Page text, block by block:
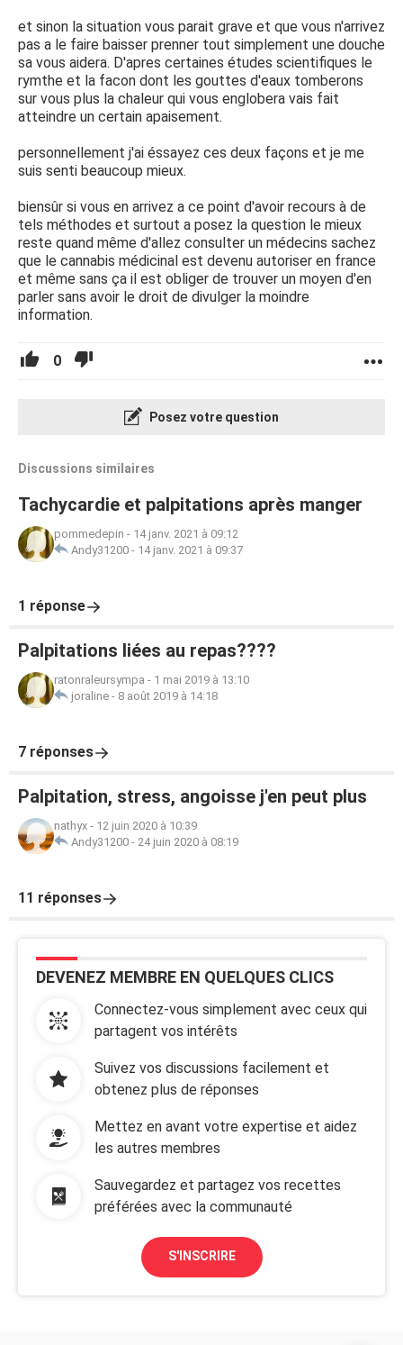
et sinon la situation vous parait grave et que vous n'arrivez
pas a le faire baisser prenner tout simplement une douche
sa vous aidera. D'apres certaines études scientifiques le
rymthe et la facon dont les gouttes d'eaux tomberons
sur vous plus la chaleur qui vous englobera vais fait
atteindre un certain apaisement.
personnellement j'ai éssayez ces deux façons et je me
suis senti beaucoup mieux.
biensûr si vous en arrivez a ce point d'avoir recours à de
tels méthodes et surtout a posez la question le mieux
reste quand même d'allez consulter un médecins sachez
que le cannabis médicinal est devenu autoriser en france
et même sans ça il est obliger de trouver un moyen d'en
parler sans avoir le droit de divulger la moindre
information.
0
Posez votre question
Discussions similaires
Tachycardie et palpitations après manger
pommedepin - 14 janv. 2021 à 09:12
Andy31200 - 14 janv. 2021 à 09:37
1 réponse
Palpitations liées au repas????
ratonraleursympa - 1 mai 2019 à 13:10
joraline - 8 août 2019 à 14:18
7 réponses
Palpitation, stress, angoisse j'en peut plus
nathyx - 12 juin 2020 à 10:39
Andy31200 - 24 juin 2020 à 08:19
11 réponses
DEVENEZ MEMBRE EN QUELQUES CLICS
Connectez-vous simplement avec ceux qui
partagent vos intérêts
Suivez vos discussions facilement et
obtenez plus de réponses
Mettez en avant votre expertise et aidez
les autres membres
Sauvegardez et partagez vos recettes
préférées avec la communauté
S'INSCRIRE